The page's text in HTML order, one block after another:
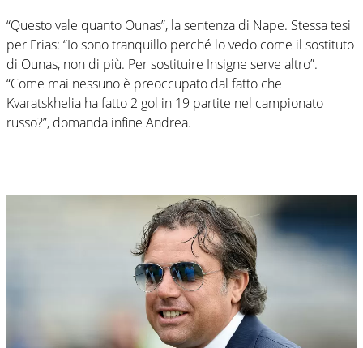
“Questo vale quanto Ounas”, la sentenza di Nape. Stessa tesi
per Frias: “Io sono tranquillo perché lo vedo come il sostituto
di Ounas, non di più. Per sostituire Insigne serve altro”.
“Come mai nessuno è preoccupato dal fatto che
Kvaratskhelia ha fatto 2 gol in 19 partite nel campionato
russo?”, domanda infine Andrea.